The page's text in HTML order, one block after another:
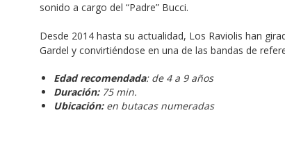
sonido a cargo del “Padre” Bucci.
Desde 2014 hasta su actualidad, Los Raviolis han
Gardel y convirtiéndose en una de las bandas de
Edad recomendada: de 4 a 9 años
Duración: 75 min.
Ubicación: en butacas numeradas